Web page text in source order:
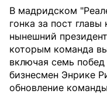
В мадридском
гонка за пост
нынешний
которым команда
включая семь
бизнесмен Энрике
обновление